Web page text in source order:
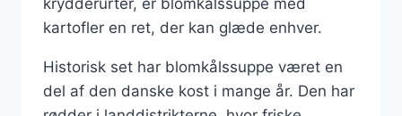
kartofler en ret, der kan glæde enhver.
Historisk set har blomkålssuppe været en
del af den danske kost i mange år. Den har